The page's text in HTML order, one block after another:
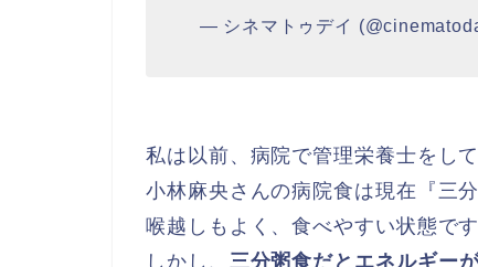
— シネマトゥデイ
私は以前、病院で管理栄養士をして
小林麻央さんの病院食は現在『三
喉越しもよく、食べやすい状態です
しかし、 三分粥食だとエネルギー